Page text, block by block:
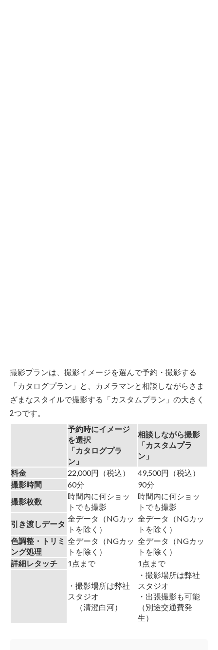
撮影プランは、撮影イメージを選んで予約・撮影する
「カタログプラン」と、カメラマンと相談しながらさま
ざまなスタイルで撮影する「カスタムプラン」の大きく
2つです。
予約時にイメージ
を選択
「カタログプラ
ン」
相談しながら撮影
「カスタムプラ
ン」
料金
22,000円（税込）
49,500円（税込）
撮影時間
60分
90分
撮影枚数
時間内に何ショッ
トでも撮影
時間内に何ショッ
トでも撮影
引き渡しデータ
全データ（NGカッ
トを除く）
全データ（NGカッ
トを除く）
色調整・トリミ
ング処理
全データ（NGカッ
トを除く）
全データ（NGカッ
トを除く）
詳細レタッチ
1点まで 1点まで
・撮影場所は弊社
スタジオ
（清澄白河）
・撮影場所は弊社
スタジオ
・出張撮影も可能
（別途交通費発
生）